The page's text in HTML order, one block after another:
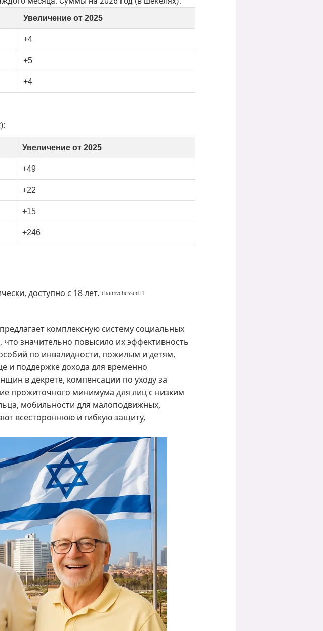
Увеличение от 2025
+4
+5
+4
Увеличение от 2025
+49
+22
+15
+246
доступно с 18 лет. chaimvchessed+1
комплексную систему социальных
что значительно повысило их эффективность
по инвалидности, пожилым и детям,
и поддержке дохода для временно
в декрете, компенсации по уходу за
прожиточного минимума для лиц с низким
мобильности для малоподвижных,
всестороннюю и гибкую защиту,